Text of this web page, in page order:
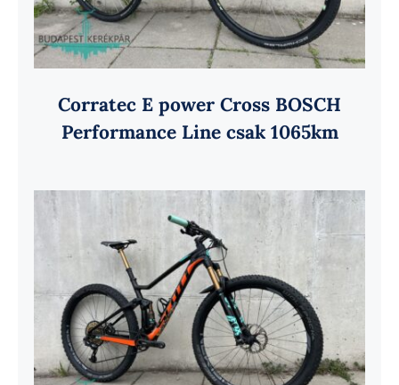
Corratec E power Cross BOSCH
Performance Line csak 1065km